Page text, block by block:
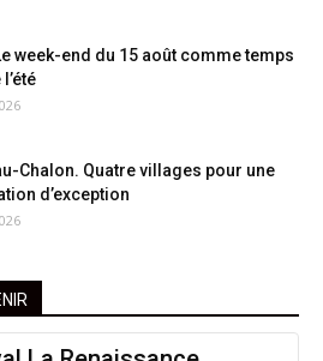
week-end du 15 août comme temps
Chalon. Quatre villages pour une
d’exception